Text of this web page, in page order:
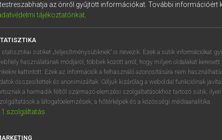
egyetemes nagyszótár
VAN ELŐFIZETÉSED?
megtekintéséhez.
az önről gyűjtött információkat. További információért
tájékoztatónkat.
statisztikai sütiket „teljesítménysütiknek” is nevezik. Ezek a sütik információkat
használatának módjáról, többek között arról, hogy milyen oldalakat keresett
kattintott. Ezek az információk a felhasználó azonosítására nem
összesítettek és anonimizáltak. Céljuk kizárólag a weboldal funkcióinak
a harmadik féltől származó elemzési szolgáltatásokhoz tartozó sütik;
a látogatóelemzések, a hőtérképek és a közösségi médiaanalitika.
1 szolgáltatás
DE CN FR ES IT NL
1 2 3 4 5 6 7 8 9
q w e r t z u i
a s d f g h j k l é
í y x c v b n m , .